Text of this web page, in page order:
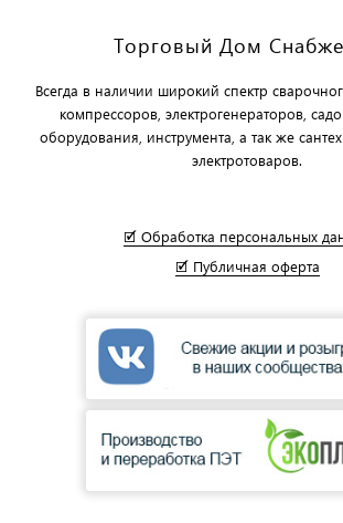
Торговый Дом
Всегда в наличии широкий спектр
компрессоров, электрогенераторов,
оборудования, инструмента, а так же
электротоваров.
🗹 Обработка персональных
🗹 Публичная оферта